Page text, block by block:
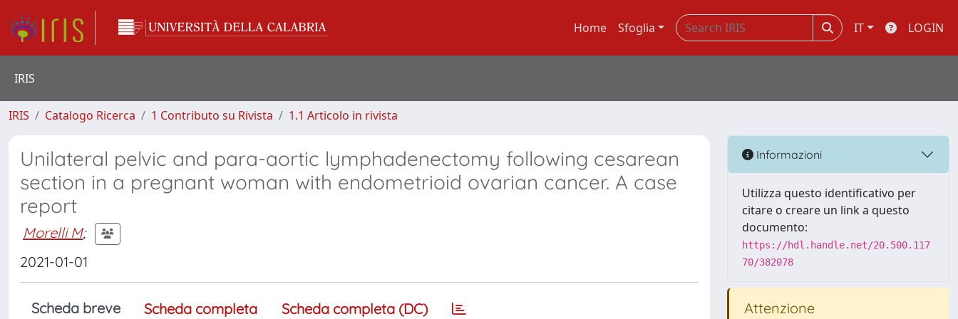
Home Sfoglia IT LOGIN
IRIS
IRIS Catalogo Ricerca 1 Contributo su Rivista 1.1 Articolo in rivista
Unilateral pelvic and para-aortic lymphadenectomy following cesarean
section in a pregnant woman with endometrioid ovarian cancer. A case
report
Morelli M;
2021-01-01
Scheda breve Scheda completa Scheda completa (DC)
Informazioni
Utilizza questo identificativo per
citare o creare un link a questo
documento:
https://hdl.handle.net/20.500.117
70/382078
Attenzione